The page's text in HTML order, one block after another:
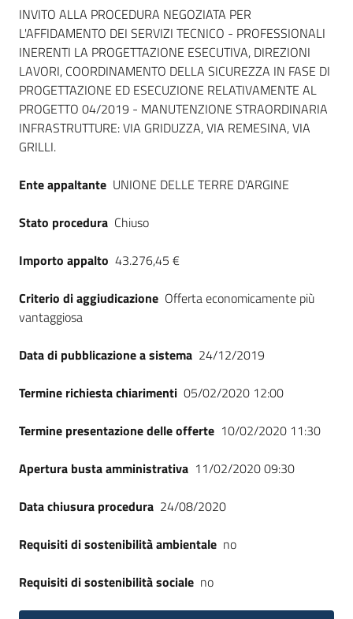
Dati del bando
INVITO ALLA PROCEDURA NEGOZIATA PER
L'AFFIDAMENTO DEI SERVIZI TECNICO - PROFESSIONALI
INERENTI LA PROGETTAZIONE ESECUTIVA, DIREZIONI
LAVORI, COORDINAMENTO DELLA SICUREZZA IN FASE DI
PROGETTAZIONE ED ESECUZIONE RELATIVAMENTE AL
PROGETTO 04/2019 - MANUTENZIONE STRAORDINARIA
INFRASTRUTTURE: VIA GRIDUZZA, VIA REMESINA, VIA
GRILLI.
Ente appaltante UNIONE DELLE TERRE D'ARGINE
Stato procedura Chiuso
Importo appalto 43.276,45 €
Criterio di aggiudicazione Offerta economicamente più
vantaggiosa
Data di pubblicazione a sistema 24/12/2019
Termine richiesta chiarimenti 05/02/2020 12:00
Termine presentazione delle offerte 10/02/2020 11:30
Apertura busta amministrativa 11/02/2020 09:30
Data chiusura procedura 24/08/2020
Requisiti di sostenibilità ambientale no
Requisiti di sostenibilità sociale no